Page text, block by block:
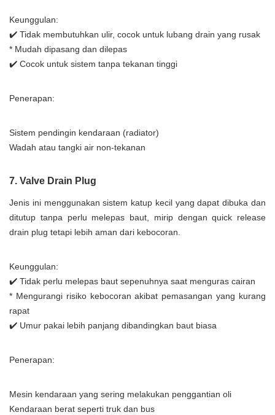
Keunggulan:
✔️ Tidak membutuhkan ulir, cocok untuk lubang drain yang rusak
* Mudah dipasang dan dilepas
✔️ Cocok untuk sistem tanpa tekanan tinggi
Penerapan:
Sistem pendingin kendaraan (radiator)
Wadah atau tangki air non-tekanan
7. Valve Drain Plug
Jenis ini menggunakan sistem katup kecil yang dapat dibuka dan
ditutup tanpa perlu melepas baut, mirip dengan quick release
drain plug tetapi lebih aman dari kebocoran.
Keunggulan:
✔️ Tidak perlu melepas baut sepenuhnya saat menguras cairan
* Mengurangi risiko kebocoran akibat pemasangan yang kurang
rapat
✔️ Umur pakai lebih panjang dibandingkan baut biasa
Penerapan:
Mesin kendaraan yang sering melakukan penggantian oli
Kendaraan berat seperti truk dan bus